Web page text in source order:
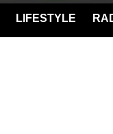
LIFESTYLE